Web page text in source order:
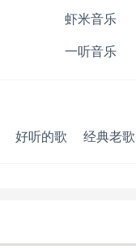
虾米音乐
一听音乐
好听的歌 经典老歌